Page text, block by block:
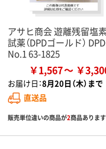
アサヒ商会 遊離残留塩
試薬（DPDゴールド） DPD
No.1 63-1825
￥1,567 ￥
お届け日：8月20日（木）まで
直送品
販売単位違いの商品が2商品あります